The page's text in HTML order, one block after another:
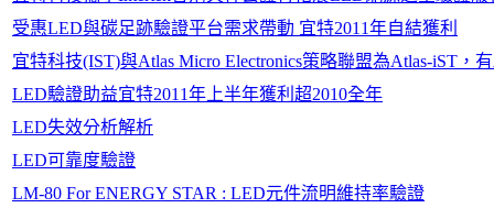
受惠LED與碳足跡驗證平台需求帶動 宜特2011年自結獲利
宜特科技(IST)與Atlas Micro Electronics策略聯盟為Atlas-iST，
LED驗證助益宜特2011年上半年獲利超2010全年
LED失效分析解析
LED可靠度驗證
LM-80 For ENERGY STAR : LED元件流明維持率驗證